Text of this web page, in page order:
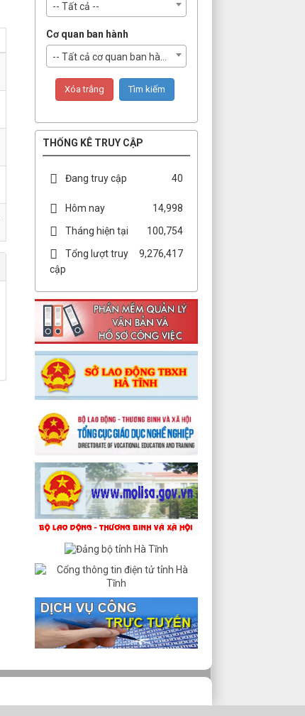
-- Tất cả --
Cơ quan ban hành
THỐNG KÊ TRUY CẬP
Đang truy cập 40
Hôm nay
14,998
Tháng hiện tại
100,754
Tổng lượt truy
cập
9,276,417